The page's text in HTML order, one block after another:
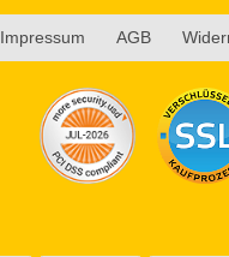
Impressum AGB